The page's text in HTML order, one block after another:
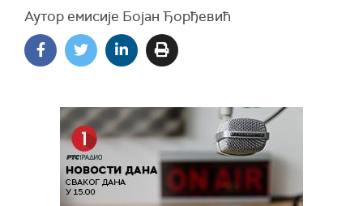
Аутор емисије Бојан Ђорђевић